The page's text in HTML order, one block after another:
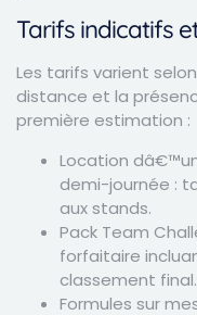
Tarifs indicatifs
Les tarifs varient
distance et la
première estimation :
Location
demi-journée :
aux stands.
Pack Team
forfaitaire
classement final.
Formules sur